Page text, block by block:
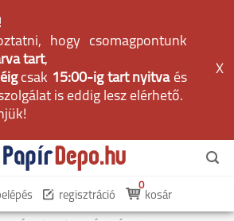
hogy csomagpontunk
tart,
csak 15:00-ig tart nyitvaés
is eddig lesz elérhető.
X
regisztráció kosár
0